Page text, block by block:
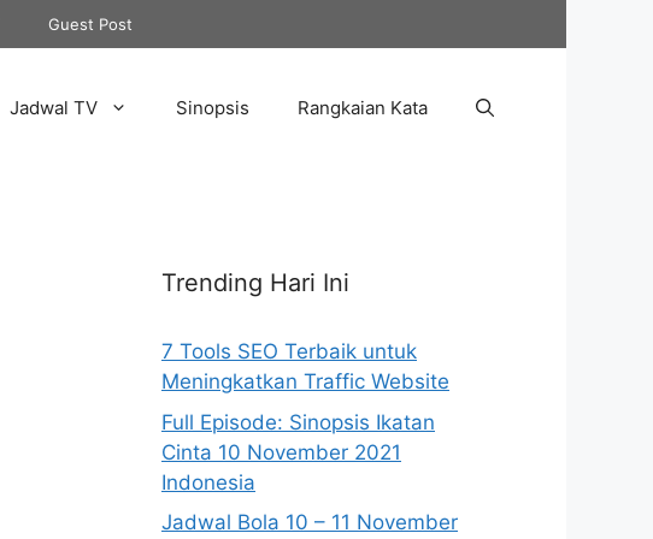
Guest Post
Jadwal TV Sinopsis Rangkaian Kata
Trending Hari Ini
7 Tools SEO Terbaik untuk
Meningkatkan Traffic Website
Full Episode: Sinopsis Ikatan
Cinta 10 November 2021
Indonesia
Jadwal Bola 10 – 11 November